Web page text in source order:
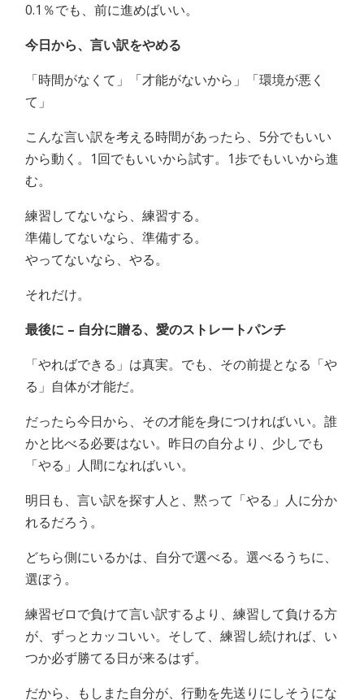
0.1％でも、前に進めばいい。
今日から、言い訳をやめる
「時間がなくて」「才能がないから」「環境が悪く
て」
こんな言い訳を考える時間があったら、5分でもいい
から動く。1回でもいいから試す。1歩でもいいから進
む。
練習してないなら、練習する。
準備してないなら、準備する。
やってないなら、やる。
それだけ。
最後に – 自分に贈る、愛のストレートパンチ
「やればできる」は真実。でも、その前提となる「や
る」自体が才能だ。
だったら今日から、その才能を身につければいい。誰
かと比べる必要はない。昨日の自分より、少しでも
「やる」人間になればいい。
明日も、言い訳を探す人と、黙って「やる」人に分か
れるだろう。
どちら側にいるかは、自分で選べる。選べるうちに、
選ぼう。
練習ゼロで負けて言い訳するより、練習して負ける方
が、ずっとカッコいい。そして、練習し続ければ、い
つか必ず勝てる日が来るはず。
だから、もしまた自分が、行動を先送りにしそうにな